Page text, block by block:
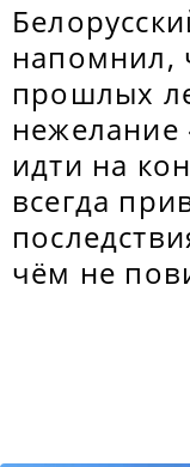
напомнил,
прошлых
нежелание
идти на
всегда
чём не